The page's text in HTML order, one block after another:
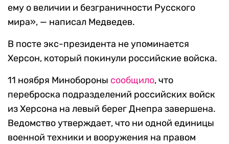
ему о величии и безграничности Русского
мира», — написал Медведев.
В посте экс-президента не упоминается
Херсон, который покинули российские войска.
11 ноября Минобороны сообщило, что
переброска подразделений российских войск
из Херсона на левый берег Днепра завершена.
Ведомство утверждает, что ни одной единицы
военной техники и вооружения на правом